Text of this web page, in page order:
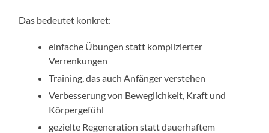
Das bedeutet konkret:
einfache Übungen statt komplizierter
Verrenkungen
Training, das auch Anfänger verstehen
Verbesserung von Beweglichkeit, Kraft und
Körpergefühl
gezielte Regeneration statt dauerhaftem